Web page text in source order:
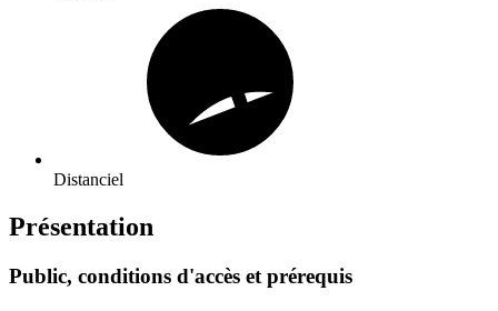
Distanciel
Présentation
Public, conditions d'accès et prérequis